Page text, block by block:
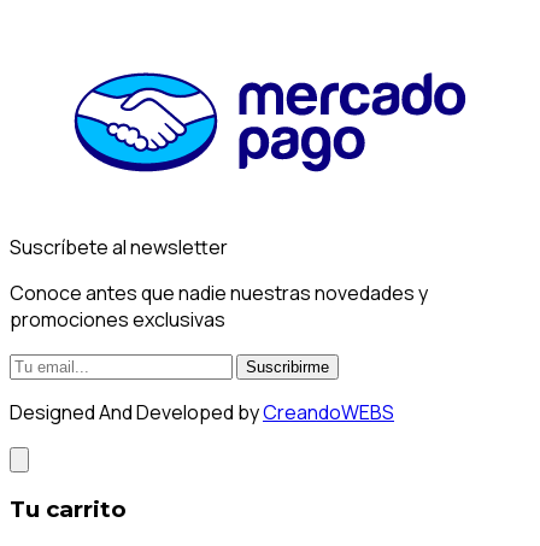
Suscríbete al newsletter
Conoce antes que nadie nuestras novedades y
promociones exclusivas
Suscribirme
Designed And Developed byCreandoWEBS
Tu carrito